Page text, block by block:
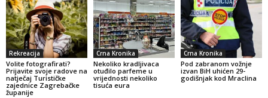
Rekreacija
Volite fotografirati?
Prijavite svoje radove na
natječaj Turističke
zajednice Zagrebačke
županije
Crna Kronika
Nekoliko kradljivaca
otuđilo parfeme u
vrijednosti nekoliko
tisuća eura
Crna Kronika
Pod zabranom vožnje
izvan BiH uhićen 29-
godišnjak kod Mraclina